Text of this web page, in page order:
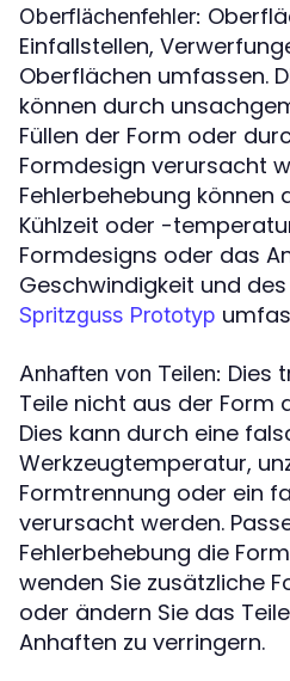
Oberflächenfehler:
Einfallstellen,
Oberflächen umfassen.
können durch
Füllen der Form oder
Formdesign verursacht
Fehlerbehebung können
Kühlzeit oder -
Formdesigns oder das
Geschwindigkeit und
Spritzguss Prototyp
Anhaften von Teilen: Dies
Teile nicht aus der Form
Dies kann durch eine
Werkzeugtemperatur,
Formtrennung oder ein
verursacht werden.
Fehlerbehebung die
wenden Sie zusätzliche
oder ändern Sie das
Anhaften zu verringern.